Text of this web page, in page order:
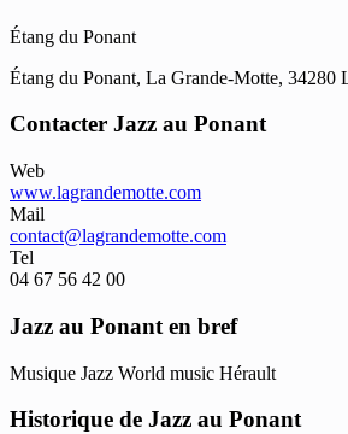
Étang du Ponant
Étang du Ponant, La Grande-Motte, 34280
Contacter Jazz au Ponant
Web
www.lagrandemotte.com
Mail
contact@lagrandemotte.com
Tel
04 67 56 42 00
Jazz au Ponant en bref
Musique Jazz World music Hérault
Historique de Jazz au Ponant